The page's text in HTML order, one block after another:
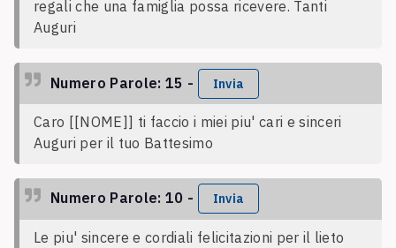
regali che una famiglia possa ricevere. Tanti
Auguri
Numero Parole: 15 - Invia
Caro [[NOME]] ti faccio i miei piu' cari e sinceri
Auguri per il tuo Battesimo
Numero Parole: 10 - Invia
Le piu' sincere e cordiali felicitazioni per il lieto